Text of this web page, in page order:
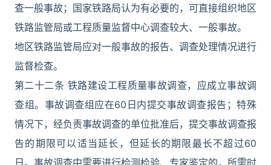
查一般事故；国家铁路局认为有必要的，可直接组织地区
铁路监管局或工程质量监督中心调查较大、一般事故。
地区铁路监管局应对一般事故的报告、调查处理情况进行
监督检查。
第二十二条 铁路建设工程质量事故调查，应成立事故调
查组。事故调查组应在60日内提交事故调查报告；特殊
情况下，经负责事故调查的单位批准后，提交事故调查报
告的期限可以适当延长，但延长的期限最长不超过60
日。事故调查中需要进行检测检验、专家鉴定的，所需时